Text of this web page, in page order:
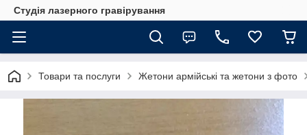
Студія лазерного гравірування
Товари та послуги Жетони армійські та жетони з фото